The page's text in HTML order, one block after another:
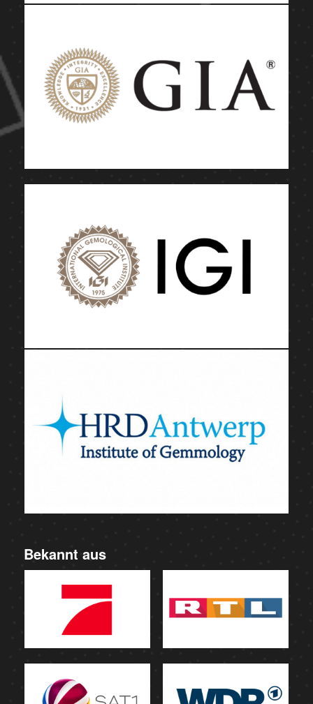
Bekannt aus